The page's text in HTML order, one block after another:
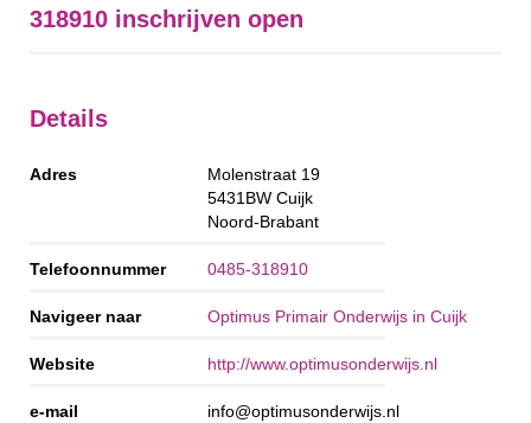
318910 inschrijven open
Details
Adres
Molenstraat 19
5431BW Cuijk
Noord-Brabant
Telefoonnummer 0485-318910
Navigeer naar Optimus Primair Onderwijs in Cuijk
Website http://www.optimusonderwijs.nl
e-mail info@optimusonderwijs.nl